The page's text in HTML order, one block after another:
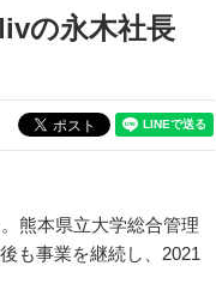
の永木社長
熊本県立大学総合管理
も事業を継続し、2021